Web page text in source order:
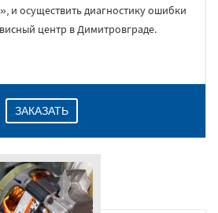
и осуществить диагностику ошибки
центр в Димитровграде.
ЗАКАЗАТЬ